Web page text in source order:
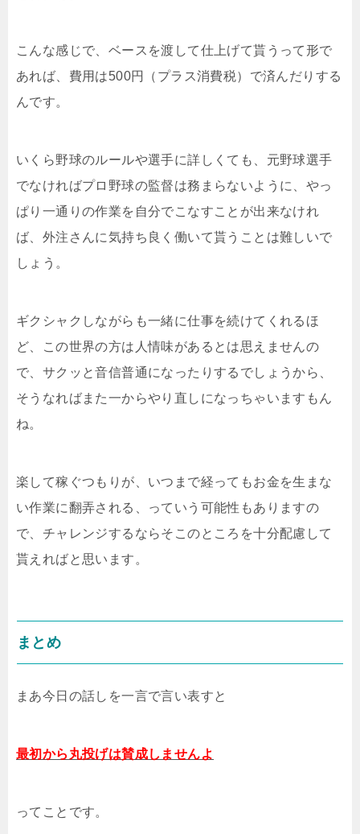
こんな感じで、ベースを渡して仕上げて貰うって形で
あれば、費用は500円（プラス消費税）で済んだりする
んです。
いくら野球のルールや選手に詳しくても、元野球選手
でなければプロ野球の監督は務まらないように、やっ
ぱり一通りの作業を自分でこなすことが出来なけれ
ば、外注さんに気持ち良く働いて貰うことは難しいで
しょう。
ギクシャクしながらも一緒に仕事を続けてくれるほ
ど、この世界の方は人情味があるとは思えませんの
で、サクッと音信普通になったりするでしょうから、
そうなればまた一からやり直しになっちゃいますもん
ね。
楽して稼ぐつもりが、いつまで経ってもお金を生まな
い作業に翻弄される、っていう可能性もありますの
で、チャレンジするならそこのところを十分配慮して
貰えればと思います。
まとめ
まあ今日の話しを一言で言い表すと
最初から丸投げは賛成しませんよ
ってことです。